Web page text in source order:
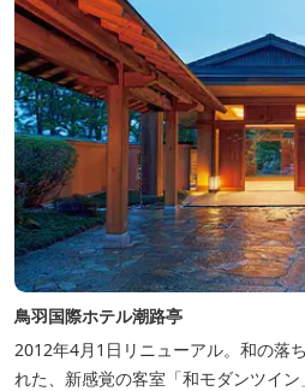
鳥羽国際ホテル潮路亭
2012年4月1日リニューアル。和の落
れた、新感覚の客室「和モダンツイ